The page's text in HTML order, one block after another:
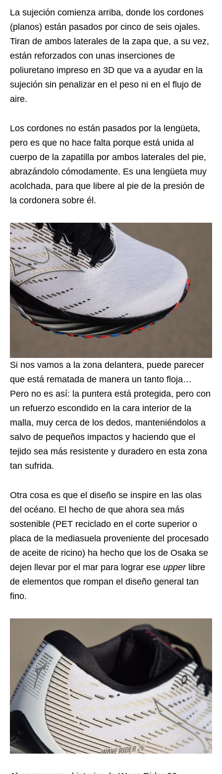
La sujeción comienza arriba, donde los cordones
(planos) están pasados por cinco de seis ojales.
Tiran de ambos laterales de la zapa que, a su vez,
están reforzados con unas inserciones de
poliuretano impreso en 3D que va a ayudar en la
sujeción sin penalizar en el peso ni en el flujo de
aire.
Los cordones no están pasados por la lengüeta,
pero es que no hace falta porque está unida al
cuerpo de la zapatilla por ambos laterales del pie,
abrazándolo cómodamente. Es una lengüeta muy
acolchada, para que libere al pie de la presión de
la cordonera sobre él.
Si nos vamos a la zona delantera, puede parecer
que está rematada de manera un tanto floja…
Pero no es así: la puntera está protegida, pero con
un refuerzo escondido en la cara interior de la
malla, muy cerca de los dedos, manteniéndolos a
salvo de pequeños impactos y haciendo que el
tejido sea más resistente y duradero en esta zona
tan sufrida.
Otra cosa es que el diseño se inspire en las olas
del océano. El hecho de que ahora sea más
sostenible (PET reciclado en el corte superior o
placa de la mediasuela proveniente del procesado
de aceite de ricino) ha hecho que los de Osaka se
dejen llevar por el mar para lograr ese upperlibre
de elementos que rompan el diseño general tan
fino.